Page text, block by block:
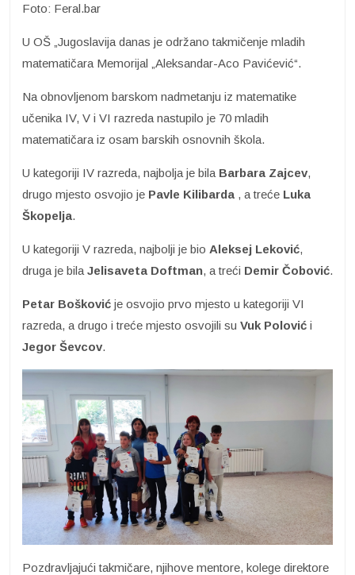
Foto: Feral.bar
U OŠ „Jugoslavija danas je održano takmičenje mladih
matematičara Memorijal „Aleksandar-Aco Pavićević“.
Na obnovljenom barskom nadmetanju iz matematike
učenika IV, V i VI razreda nastupilo je 70 mladih
matematičara iz osam barskih osnovnih škola.
U kategoriji IV razreda, najbolja je bila Barbara Zajcev,
drugo mjesto osvojio je Pavle Kilibarda , a treće Luka
Škopelja.
U kategoriji V razreda, najbolji je bio Aleksej Leković,
druga je bila Jelisaveta Doftman, a treći Demir Čobović.
Petar Bošković je osvojio prvo mjesto u kategoriji VI
razreda, a drugo i treće mjesto osvojili su Vuk Polović i
Jegor Ševcov.
Pozdravljajući takmičare, njihove mentore, kolege direktore